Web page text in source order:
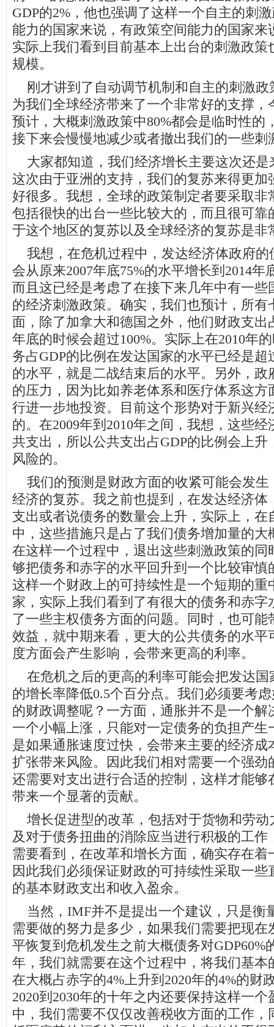
GDP的2%，他也强调了这样一个自主的刺
能力的国家来说，有政策空间能力的国家来
实际上我们看到目前基本上出台的刺激政策
规模。
刚才讲到了自动调节机制和自主的刺激政
为我们全球经济带来了一个非常好的支撑，
预计，大概刺激政策中80%都会是临时性的
接下来会慢慢地减少或者撤出我们的一些刺
大家都知道，我们经济增长主要这次还是
这次由于亚洲的支持，我们的复苏来得更加
好很多。我想，全球的政策制定者要采取非
包括很快的出台一些比较大的，而且很可靠
于这个地区的复苏以及全球经济的复苏是非
我想，在危机过程中，发达经济体政府的
会从原来2007年底75%的水平增长到2014年
而且这已经是考虑了在接下来几年中有一些
的经济刺激政策。确实，我们也预计，所有
面，除了加拿大和德国之外，他们财政支出
年底的时候会超过100%。实际上在2010年
务占GDP的比例在发达国家的水平已经是超
的水平，就是二战结束后的水平。另外，政
的压力，因为比如养老体系和医疗体系这方
行进一步地投资。目前这个形势对于新兴经
的。在2009年到2010年之间，我想，这些
共支出，所以公共支出占GDP的比例会上
风险的。
我们的预测是财政方面的收紧可能会发生
经济的复苏。我之前也提到，在发达经济体
支出或者说债务的数量会上升，实际上，在
中，这些措施只是占了我们债务增加量的大
在这样一个过程中，退出这些刺激政策的同
够把债务和赤字的水平回升到一个比较审慎
这样一个财政上的可持续性是一个短期的重
家，实际上我们看到了有很大的债务和赤字
了一些主权债务方面的问题。同时，也可能
效益，就中期来看，更大的公共债务的水平
度方面会产生影响，会带来更高的利率。
在危机之后的更高的利率可能会把发达国
的增长率降低0.5个百分点。我们必须要考
的财政调整呢？一方面，通胀并不是一个解
一个小幅上涨，只能对一定债务的负担产生
是如果通胀速度过快，会带来主要的经济成
扩张带来风险。因此我们相对需要一个强劲
还需要对支出进行合适的控制，这样才能够
带来一个显著的贡献。
增长促进型的改革，包括对于货物和劳动
及对于债务扭曲的消除应当进行积极的工作
需要看到，在改革和增长方面，确实存在着
因此我们必须保证财政的可持续性采取一些
的基本财政支出和收入盈余。
当然，IMF并不是提出一个建议，只是衡
需要做的努力是多少，如果我们需要把现在
平恢复到危机发生之前大概债务对GDP60%
年，我们就需要在这个过程中，将我们基本
在大概占赤字的4%上升到2020年的4%的财
2020到2030年的十年之内还要保持这样一
中，我们需要不仅仅改善税收方面的工作，